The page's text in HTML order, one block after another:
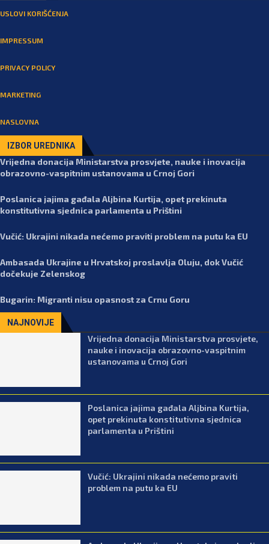
USLOVI KORIŠĆENJA
IMPRESSUM
PRIVACY POLICY
MARKETING
NASLOVNA
IZBOR UREDNIKA
Vrijedna donacija Ministarstva prosvjete, nauke i inovacija
obrazovno-vaspitnim ustanovama u Crnoj Gori
Poslanica jajima gađala Aljbina Kurtija, opet prekinuta
konstitutivna sjednica parlamenta u Prištini
Vučić: Ukrajini nikada nećemo praviti problem na putu ka EU
Ambasada Ukrajine u Hrvatskoj proslavlja Oluju, dok Vučić
dočekuje Zelenskog
Bugarin: Migranti nisu opasnost za Crnu Goru
NAJNOVIJE
Vrijedna donacija Ministarstva prosvjete,
nauke i inovacija obrazovno-vaspitnim
ustanovama u Crnoj Gori
Poslanica jajima gađala Aljbina Kurtija,
opet prekinuta konstitutivna sjednica
parlamenta u Prištini
Vučić: Ukrajini nikada nećemo praviti
problem na putu ka EU